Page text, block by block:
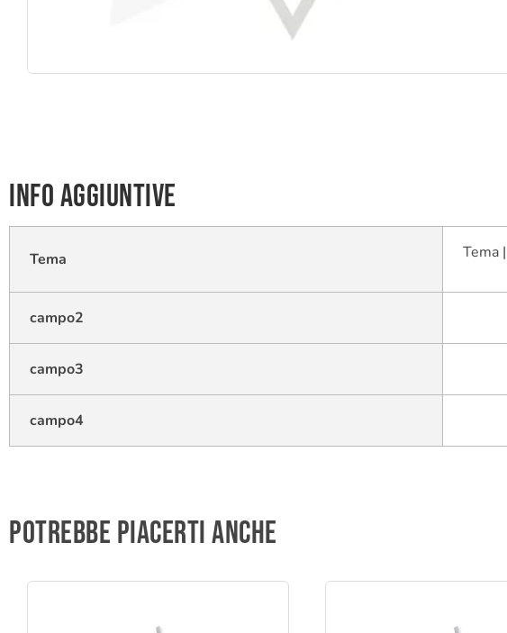
Info aggiuntive
Tema Tema
campo2
campo3
campo4
Potrebbe piacerti anche